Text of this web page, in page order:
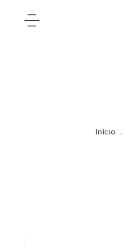
Início .